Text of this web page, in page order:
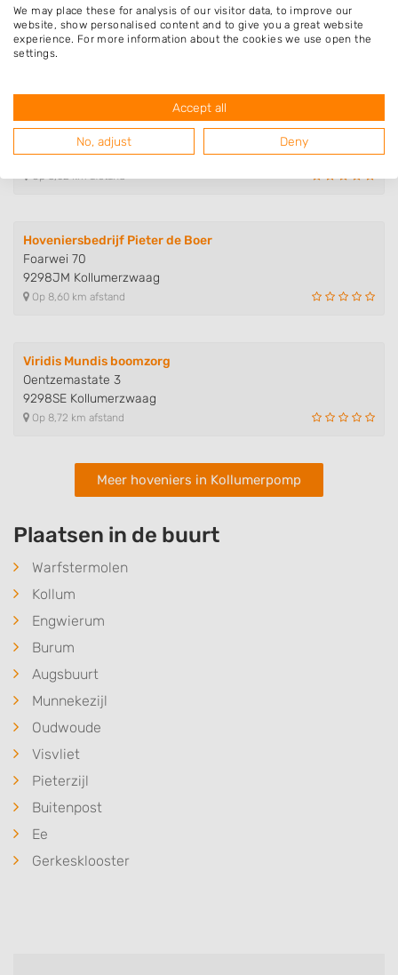
West 7
9285WB Buitenpost
Op 7,38 km afstand
Hoveniersbedrijf P. Douma
9285WD Buitenpost
Hoveniersbedrijf Pieter de Boer
Foarwei 70
9298JM Kollumerzwaag
Op 8,60 km afstand
Viridis Mundis boomzorg
Oentzemastate 3
9298SE Kollumerzwaag
Op 8,72 km afstand
Meer hoveniers in Kollumerpomp
Plaatsen in de buurt
Warfstermolen
Kollum
Engwierum
Burum
Augsbuurt
Munnekezijl
Oudwoude
Visvliet
Pieterzijl
Buitenpost
Ee
Gerkesklooster
We may place these for analysis of our visitor data, to improve our
website, show personalised content and to give you a great website
experience. For more information about the cookies we use open the
settings.
Accept all
No, adjust Deny